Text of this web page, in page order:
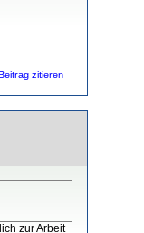
zitieren
zur Arbeit